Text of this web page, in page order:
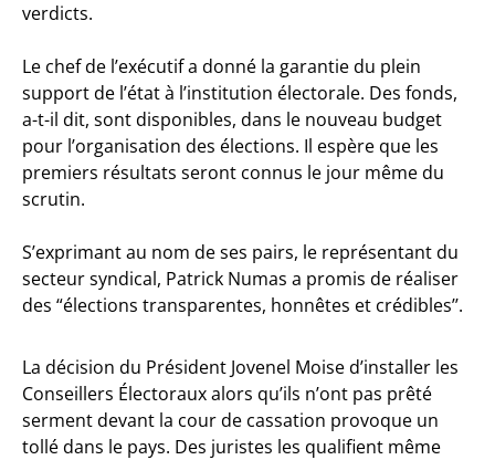
verdicts.
Le chef de l’exécutif a donné la garantie du plein
support de l’état à l’institution électorale. Des fonds,
a-t-il dit, sont disponibles, dans le nouveau budget
pour l’organisation des élections. Il espère que les
premiers résultats seront connus le jour même du
scrutin.
S’exprimant au nom de ses pairs, le représentant du
secteur syndical, Patrick Numas a promis de réaliser
des “élections transparentes, honnêtes et crédibles’’.
La décision du Président Jovenel Moise d’installer les
Conseillers Électoraux alors qu’ils n’ont pas prêté
serment devant la cour de cassation provoque un
tollé dans le pays. Des juristes les qualifient même